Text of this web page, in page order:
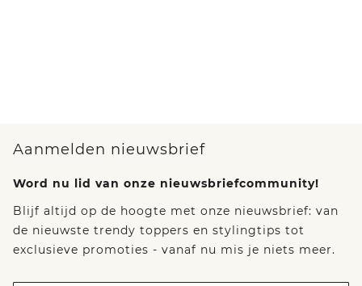
Aanmelden nieuwsbrief
Word nu lid van onze nieuwsbriefcommunity!
Blijf altijd op de hoogte met onze nieuwsbrief: van
de nieuwste trendy toppers en stylingtips tot
exclusieve promoties - vanaf nu mis je niets meer.